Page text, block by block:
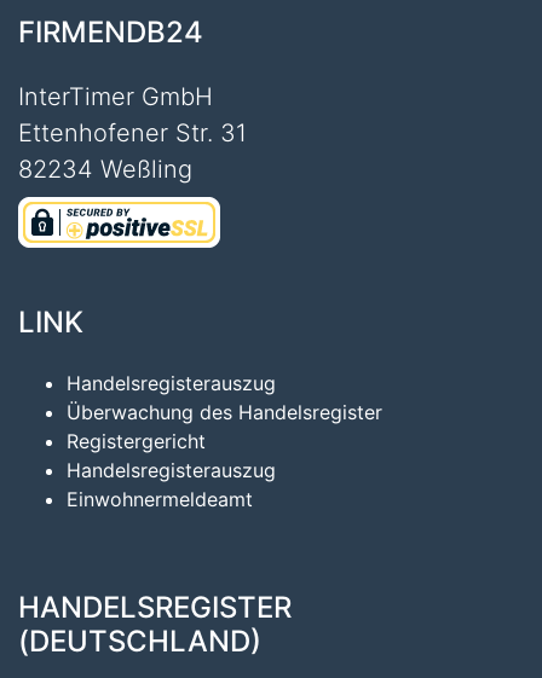
FIRMENDB24
InterTimer GmbH
Ettenhofener Str. 31
82234 Weßling
LINK
Handelsregisterauszug
Überwachung des Handelsregister
Registergericht
Handelsregisterauszug
Einwohnermeldeamt
HANDELSREGISTER
(DEUTSCHLAND)